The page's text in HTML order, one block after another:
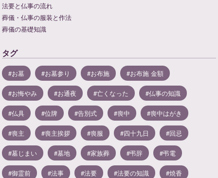
法要と仏事の流れ
葬儀・仏事の服装と作法
葬儀の基礎知識
タグ
お墓 お墓参り お布施 お布施 金額
お悔やみ お通夜 亡くなった 仏事の知識
仏具 位牌 告別式 喪中 喪中はがき
喪主 喪主挨拶 喪服 四十九日 回忌
墓じまい 墓地 家族葬 弔辞 弔電
御霊前 法事 法要 法要の知識 焼香